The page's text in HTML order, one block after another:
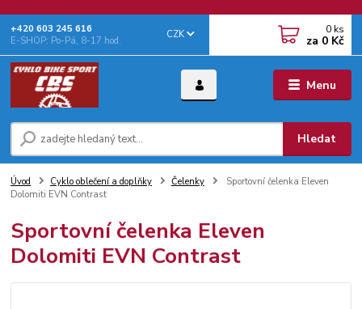
Menu
CZK
Hledat
+‭420 603 245 616‬
E-SHOP: Po-Pá, 8-17 hod.
0 ks
za 0 Kč
Úvod Cyklo oblečení a doplňky Čelenky
Sportovní čelenka Eleven
Dolomiti EVN Contrast
Sportovní čelenka Eleven
Dolomiti EVN Contrast